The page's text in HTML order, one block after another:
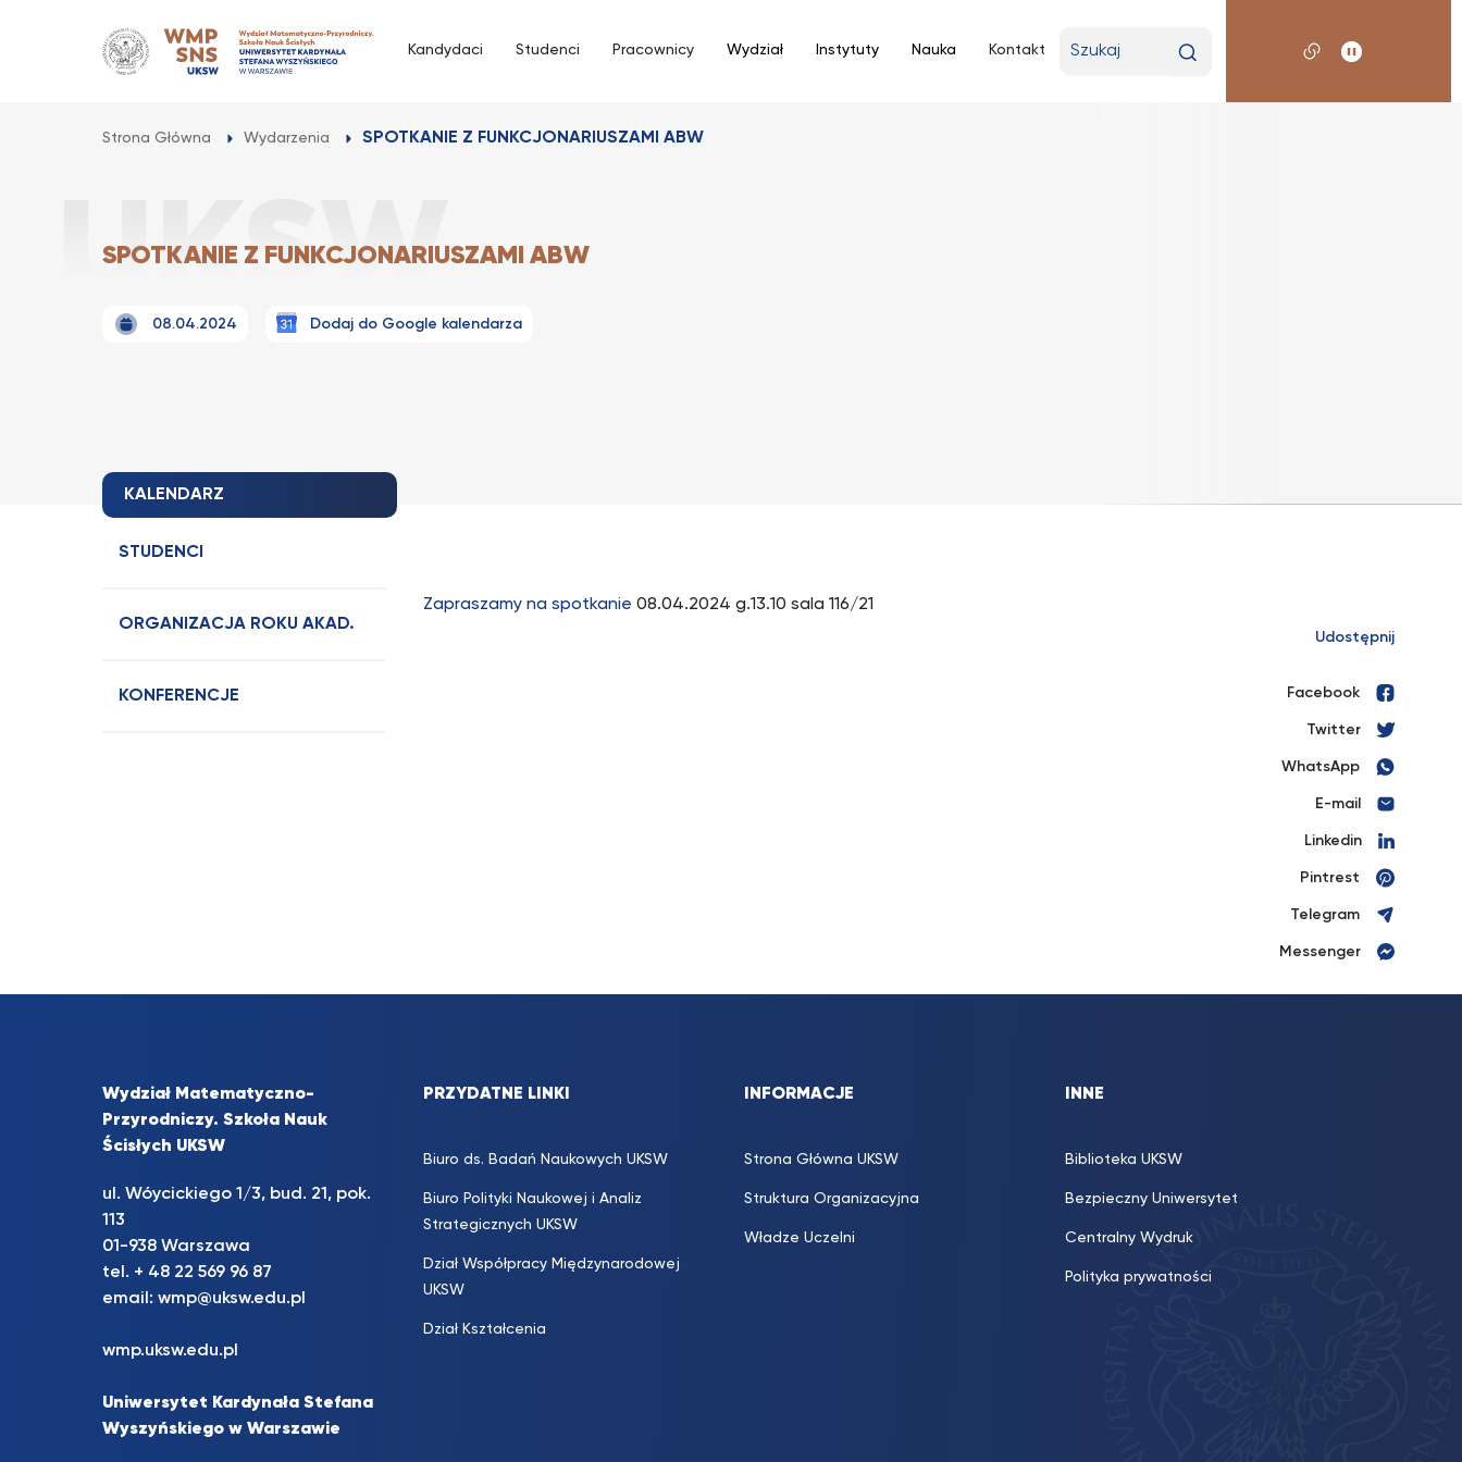
Kandydaci Studenci Pracownicy Wydział Instytuty Nauka Kontakt
wyszukiwaną
Strona Główna Wydarzenia SPOTKANIE Z FUNKCJONARIUSZAMI ABW
SPOTKANIE Z FUNKCJONARIUSZAMI ABW
08.04.2024 Dodaj do Google kalendarza
KALENDARZ
STUDENCI
ORGANIZACJA ROKU AKAD.
KONFERENCJE
Zapraszamy na spotkanie 08.04.2024 g.13.10 sala 116/21
Udostępnij
Facebook
Twitter
WhatsApp
E-mail
Linkedin
Pintrest
Telegram
Messenger
Wydział Matematyczno-
Przyrodniczy. Szkoła Nauk
Ścisłych UKSW
ul. Wóycickiego 1/3, bud. 21, pok.
113
01-938 Warszawa
tel. + 48 22 569 96 87
email: wmp@uksw.edu.pl
wmp.uksw.edu.pl
Uniwersytet Kardynała Stefana
Wyszyńskiego w Warszawie
PRZYDATNE LINKI
Biuro ds. Badań Naukowych UKSW
Biuro Polityki Naukowej i Analiz
Strategicznych UKSW
Dział Współpracy Międzynarodowej
UKSW
Dział Kształcenia
INFORMACJE
Strona Główna UKSW
Struktura Organizacyjna
Władze Uczelni
INNE
Biblioteka UKSW
Bezpieczny Uniwersytet
Centralny Wydruk
Polityka prywatności